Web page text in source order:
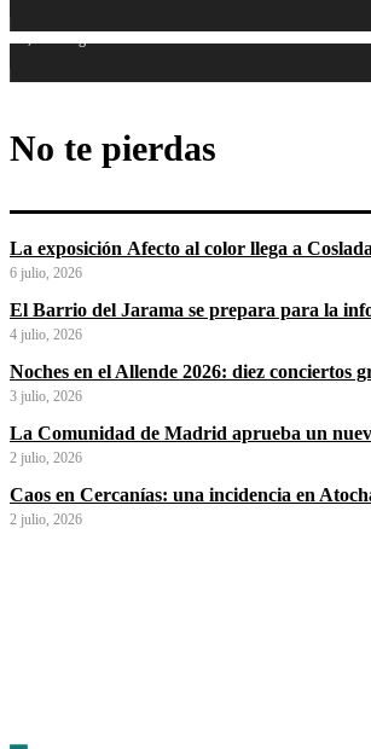
No te pierdas
La exposición Afecto al color llega a
6 julio, 2026
El Barrio del Jarama se prepara para la
4 julio, 2026
Noches en el Allende 2026: diez conciertos
3 julio, 2026
La Comunidad de Madrid aprueba un
2 julio, 2026
Caos en Cercanías: una incidencia en
2 julio, 2026